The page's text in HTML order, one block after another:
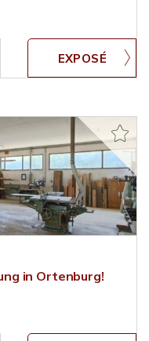
in Ortenburg!